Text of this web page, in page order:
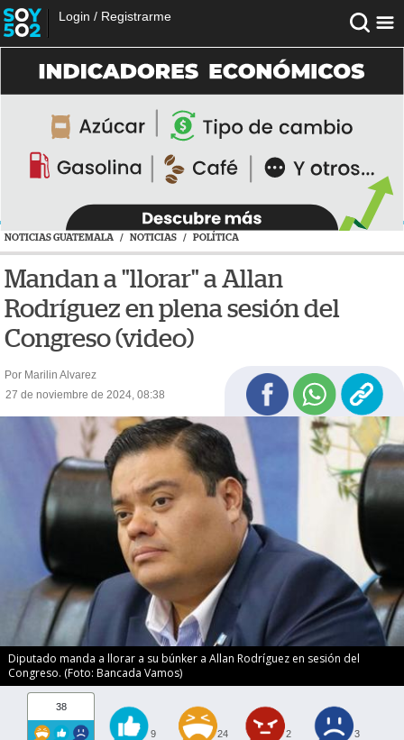
Login / Registrarme
NOTICIAS GUATEMALA / NOTICIAS / POLÍTICA
Mandan a "llorar" a Allan
Rodríguez en plena sesión del
Congreso (video)
Por Marilin Alvarez
27 de noviembre de 2024, 08:38
Diputado manda a llorar a su búnker a Allan Rodríguez en sesión del
Congreso. (Foto: Bancada Vamos)
38
9 24 2 3